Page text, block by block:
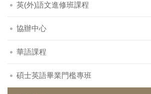
英(外)語文進修班課程
協辦中心
華語課程
碩士英語畢業門檻專班